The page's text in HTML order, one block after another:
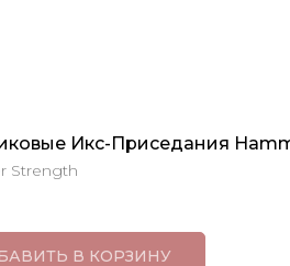
Икс-Приседания
Strength
В КОРЗИНУ